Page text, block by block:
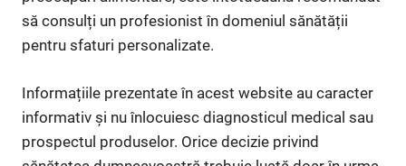
să consulți un profesionist în domeniul sănătății
pentru sfaturi personalizate.
Informațiile prezentate în acest website au caracter
informativ și nu înlocuiesc diagnosticul medical sau
prospectul produselor. Orice decizie privind